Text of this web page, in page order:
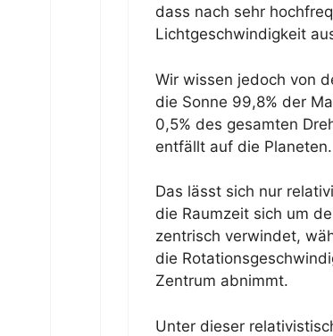
dass nach sehr
Lichtgeschwindigkeit
Wir wissen jedoch von
die Sonne 99,8% der
0,5% des gesamten
entfällt auf die Planeten.
Das lässt sich nur
die Raumzeit sich um
zentrisch verwindet,
die
Zentrum abnimmt.
Unter dieser